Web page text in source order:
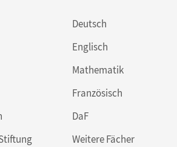
Deutsch
Englisch
Mathematik
Französisch
DaF
Weitere Fächer